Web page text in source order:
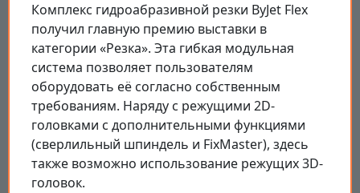
Комплекс гидроабразивной резки ByJet Flex
получил главную премию выставки в
категории «Резка». Эта гибкая модульная
система позволяет пользователям
оборудовать её согласно собственным
требованиям. Наряду с режущими 2D-
головками с дополнительными функциями
(сверлильный шпиндель и FixMaster), здесь
также возможно использование режущих 3D-
головок.